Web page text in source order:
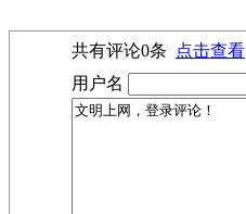
共有评论0条
点击查看
用户名